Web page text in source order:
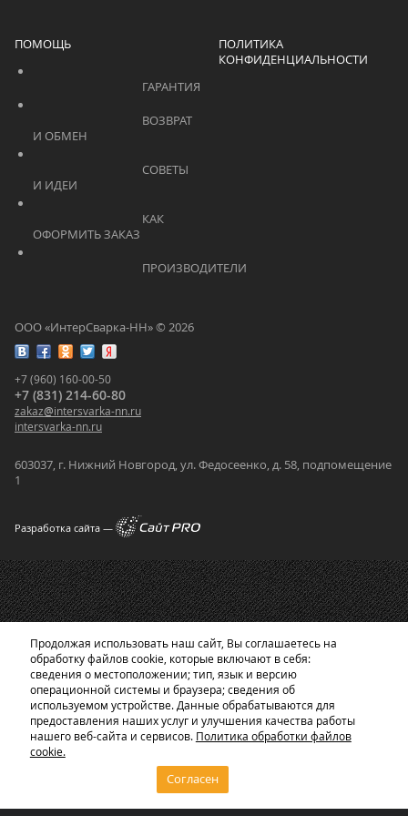
ООО «ИнтерСварка-НН» © 2026
+7 (960) 160-00-50
+7 (831) 214-60-80
zakaz@intersvarka-nn.ru
intersvarka-nn.ru
603037, г. Нижний Новгород, ул. Федосеенко, д. 58, подпомещение
1
Разработка сайта —
ПОМОЩЬ
ПОЛИТИКА
КОНФИДЕНЦИАЛЬНОСТИ
Каталог
Продолжая использовать наш сайт, Вы соглашаетесь на
обработку файлов cookie, которые включают в себя:
сведения о местоположении; тип, язык и версию
операционной системы и браузера; сведения об
используемом устройстве. Данные обрабатываются для
предоставления наших услуг и улучшения качества работы
нашего веб-сайта и сервисов. Политика обработки файлов
cookie.
Согласен